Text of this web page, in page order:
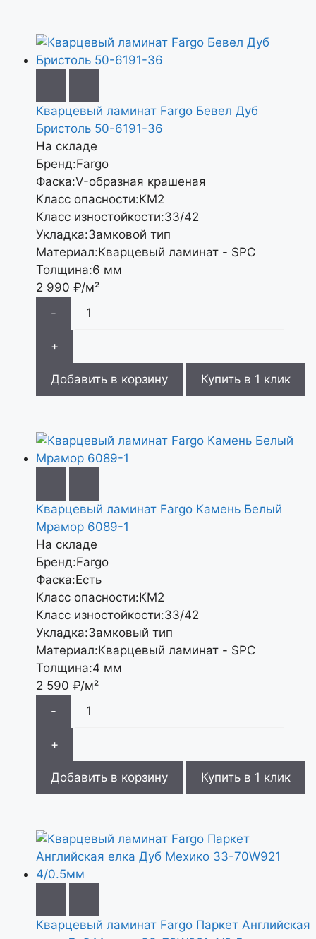
Кварцевый ламинат Fargo Бевел Дуб
Бристоль 50-6191-36
На складе
Бренд:Fargo
Фаска:V-образная крашеная
Класс опасности:КМ2
Класс изностойкости:33/42
Укладка:Замковой тип
Материал:Кварцевый ламинат - SPC
Толщина:6 мм
2 990 ₽/м²
-
+
Добавить в корзину Купить в 1 клик
Кварцевый ламинат Fargo Камень Белый
Мрамор 6089-1
На складе
Бренд:Fargo
Фаска:Есть
Класс опасности:КМ2
Класс изностойкости:33/42
Укладка:Замковый тип
Материал:Кварцевый ламинат - SPC
Толщина:4 мм
2 590 ₽/м²
-
+
Добавить в корзину Купить в 1 клик
Кварцевый ламинат Fargo Паркет Английская